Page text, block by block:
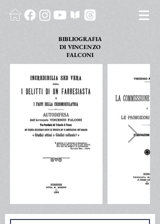
BIBLIOGRAFIA
DI VINCENZO
FALCONI